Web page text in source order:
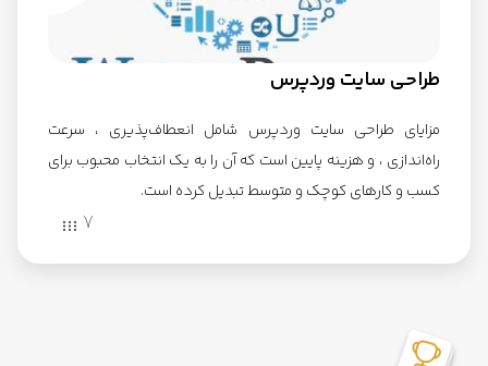
طراحی سایت وردپرس
مزایای طراحی سایت وردپرس شامل انعطاف‌پذیری ، سرعت
راه‌اندازی ، و هزینه پایین است که آن را به یک انتخاب محبوب برای
کسب و کارهای کوچک و متوسط تبدیل کرده است.
7